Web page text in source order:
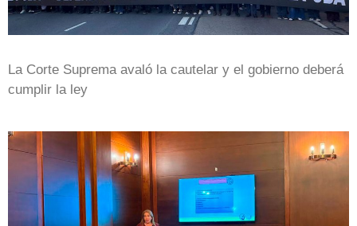
La Corte Suprema avaló la cautelar y el gobierno deberá
cumplir la ley